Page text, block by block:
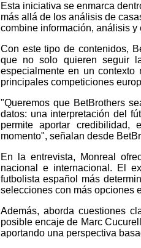
Esta iniciativa se enmarca
más allá de los análisis de
combine información, análisis
Con este tipo de contenidos,
que no solo quieren seguir
especialmente en un
principales competiciones
"Queremos que BetBrothers
datos: una interpretación del
permite aportar
momento", señalan desde
En la entrevista, Monreal
nacional e internacional. El
futbolista español más
selecciones con más opciones
Además, aborda cuestiones
posible encaje de Marc
aportando una perspectiva